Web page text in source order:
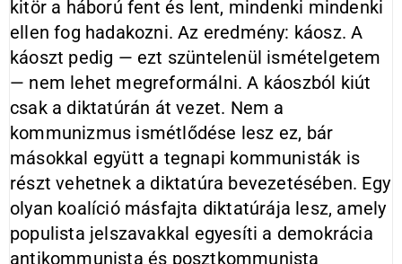
kitör a háború fent és lent, mindenki mindenki
ellen fog hadakozni. Az eredmény: káosz. A
káoszt pedig — ezt szüntelenül ismételgetem
— nem lehet megreformálni. A káoszból kiút
csak a diktatúrán át vezet. Nem a
kommunizmus ismétlődése lesz ez, bár
másokkal együtt a tegnapi kommunisták is
részt vehetnek a diktatúra bevezetésében. Egy
olyan koalíció másfajta diktatúrája lesz, amely
populista jelszavakkal egyesíti a demokrácia
antikommunista és posztkommunista